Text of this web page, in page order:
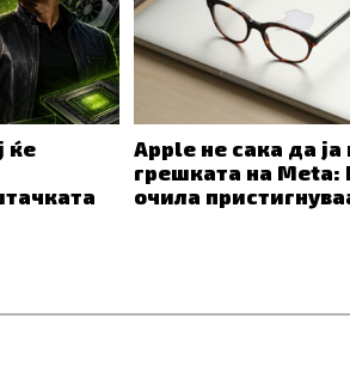
ќе
Apple не сака да ја
грешката на Meta:
очила